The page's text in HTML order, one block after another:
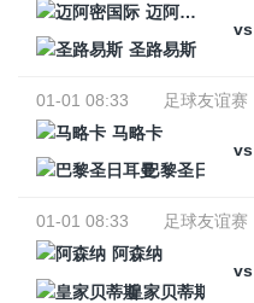
迈阿密国际
vs
圣路易斯
01-01 08:33
足球友谊赛
马略卡
vs
巴黎圣日耳曼
01-01 08:33
足球友谊赛
阿森纳
vs
皇家贝蒂斯